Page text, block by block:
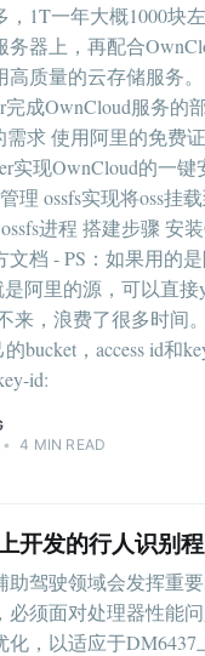
1T一年大概1000块
务器上，再配合
高质量的云存储服务
成OwnCloud服务的
需求 使用阿里的免费
实现OwnCloud的一键
理 ossfs实现将oss挂
进程 搭建步骤 安
档 - PS：如果用的
阿里的源，可以直接
来，浪费了很多时间
bucket，access id和
id:
• 4 MIN READ
开发的行人识别
助驾驶领域会发挥重
必须面对处理器性能
化，以适应于DM6437